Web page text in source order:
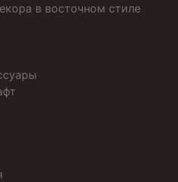
в восточном стиле